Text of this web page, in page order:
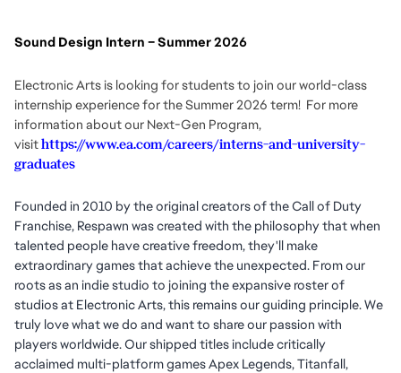
Sound Design Intern – Summer 2026
Electronic Arts is looking for students to join our world-class
internship experience for the Summer 2026 term! For more
information about our Next-Gen Program,
visithttps://www.ea.com/careers/interns-and-university-
graduates
Founded in 2010 by the original creators of the Call of Duty
Franchise, Respawn was created with the philosophy that when
talented people have creative freedom, they'll make
extraordinary games that achieve the unexpected. From our
roots as an indie studio to joining the expansive roster of
studios at Electronic Arts, this remains our guiding principle. We
truly love what we do and want to share our passion with
players worldwide. Our shipped titles include critically
acclaimed multi-platform games Apex Legends, Titanfall,